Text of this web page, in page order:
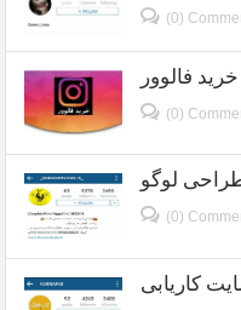
(0)
فالوور
(0)
لوگو
(0)
کاریابی